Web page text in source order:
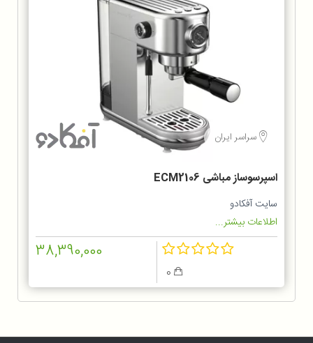
سراسر ایران
اسپرسوساز مباشی ECM2106
سایت آفکادو
اطلاعات بیشتر...
38,390,000